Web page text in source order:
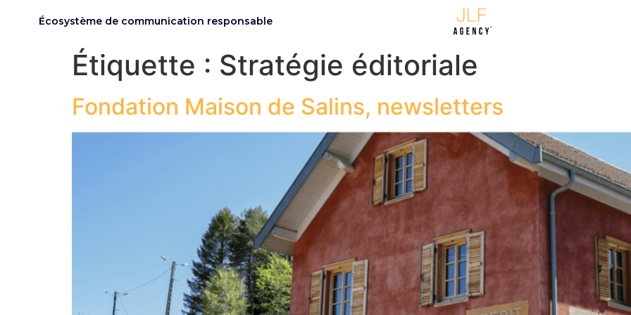
Écosystème de communication responsable
Étiquette : Stratégie éditoriale
Fondation Maison de Salins, newsletters